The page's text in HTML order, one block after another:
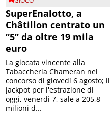
SuperEnalotto, a
Châtillon centrato un
“5” da oltre 19 mila
euro
La giocata vincente alla
Tabaccheria Chameran nel
concorso di giovedì 6 agosto; il
jackpot per l'estrazione di
oggi, venerdì 7, sale a 205,8
milioni d...